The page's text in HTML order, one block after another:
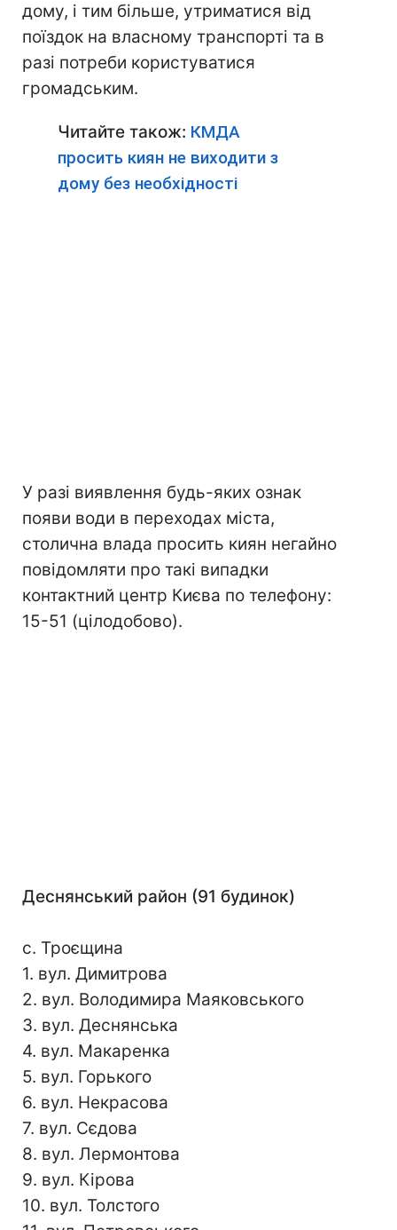
дому, і тим більше, утриматися від
поїздок на власному транспорті та в
разі потреби користуватися
громадським.
Читайте також: КМДА
просить киян не виходити з
дому без необхідності
У разі виявлення будь-яких ознак
появи води в переходах міста,
столична влада просить киян негайно
повідомляти про такі випадки
контактний центр Києва по телефону:
15-51 (цілодобово).
Деснянський район (91 будинок)
с. Троєщина
1. вул. Димитрова
2. вул. Володимира Маяковського
3. вул. Деснянська
4. вул. Макаренка
5. вул. Горького
6. вул. Некрасова
7. вул. Сєдова
8. вул. Лермонтова
9. вул. Кірова
10. вул. Толстого